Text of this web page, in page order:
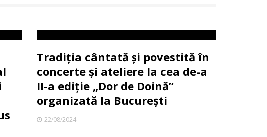
Tradiția cântată și povestită în
concerte și ateliere la cea de-a
II-a ediție „Dor de Doină”
organizată la București
22/08/2024